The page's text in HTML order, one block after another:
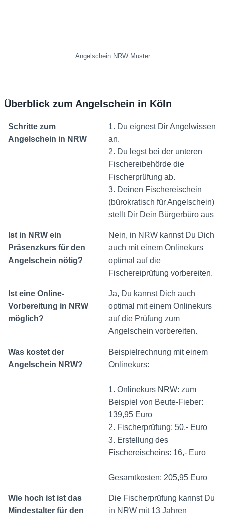
Angelschein NRW Muster
Überblick zum Angelschein in Köln
Schritte zum
Angelschein in NRW
1. Du eignest Dir Angelwissen
an.
2. Du legst bei der unteren
Fischereibehörde die
Fischerprüfung ab.
3. Deinen Fischereischein
(bürokratisch für Angelschein)
stellt Dir Dein Bürgerbüro aus
Ist in NRW ein
Präsenzkurs für den
Angelschein nötig?
Nein, in NRW kannst Du Dich
auch mit einem Onlinekurs
optimal auf die
Fischereiprüfung vorbereiten.
Ist eine Online-
Vorbereitung in NRW
möglich?
Ja, Du kannst Dich auch
optimal mit einem Onlinekurs
auf die Prüfung zum
Angelschein vorbereiten.
Was kostet der
Angelschein NRW?
Beispielrechnung mit einem
Onlinekurs:
1. Onlinekurs NRW: zum
Beispiel von Beute-Fieber:
139,95 Euro
2. Fischerprüfung: 50,- Euro
3. Erstellung des
Fischereischeins: 16,- Euro
Gesamtkosten: 205,95 Euro
Wie hoch ist ist das
Mindestalter für den
Die Fischerprüfung kannst Du
in NRW mit 13 Jahren